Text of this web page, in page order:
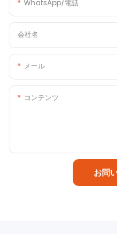
WhatsApp/電話
会社名
メール
コンテンツ
お問